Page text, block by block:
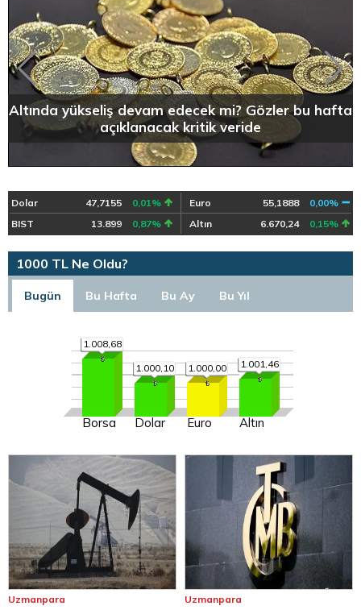
Altında yükseliş devam edecek mi? Gözler bu hafta
açıklanacak kritik veride
Dolar 47,7155 0,01% Euro 55,1888
0,00%
BIST
13.899 0,87% Altın 6.670,24 0,15%
1000 TL Ne Oldu?
Bugün Bu Hafta Bu Ay Bu Yıl
1.008,68
Borsa
1.000,10
Dolar
1.000,00
Euro
1.001,46
Altın
Uzmanpara Uzmanpara